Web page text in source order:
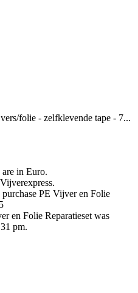
folie - zelfklevende tape - 7...
in Euro.
PE Vijver en Folie
en Folie Reparatieset was
pm.